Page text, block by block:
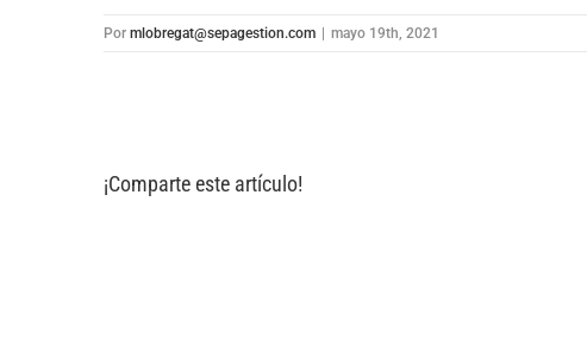
Por mlobregat@sepagestion.com mayo 19th, 2021
¡Comparte este artículo!